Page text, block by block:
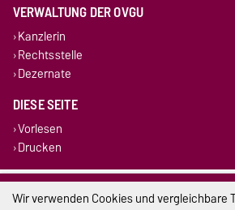
VERWALTUNG DER OVGU
Kanzlerin
Rechtsstelle
Dezernate
DIESE SEITE
Vorlesen
Drucken
Impressum
Wir verwenden Cookies und vergleichbare